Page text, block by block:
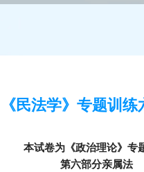
《民法学》专题训练
本试卷为《政治理论》专
第六部分亲属法